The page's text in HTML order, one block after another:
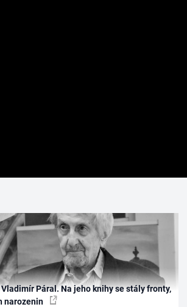
Páral. Na jeho knihy se stály fronty,
narozenin